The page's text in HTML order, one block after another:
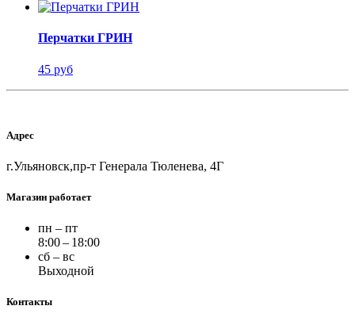
Перчатки ГРИН
45 руб
Адрес
г.Ульяновск,пр-т Генерала Тюленева, 4Г
Магазин работает
пн – пт
8:00 – 18:00
сб – вс
Выходной
Контакты